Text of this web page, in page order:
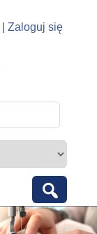
|Zaloguj się